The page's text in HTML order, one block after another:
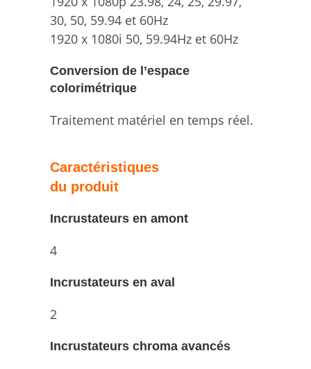
30, 50, 59.94 et 60Hz
1920 x 1080i 50, 59.94Hz et 60Hz
Conversion de l’espace
colorimétrique
Traitement matériel en temps réel.
Caractéristiques
du produit
Incrustateurs en amont
4
Incrustateurs en aval
2
Incrustateurs chroma avancés